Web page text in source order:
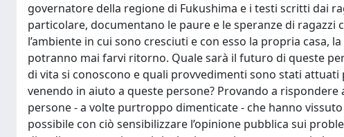
governatore della regione di Fukushima e i testi scritti dai
particolare, documentano le paure e le speranze di
l’ambiente in cui sono cresciuti e con esso la propria casa,
potranno mai farvi ritorno. Quale sarà il futuro di queste
di vita si conoscono e quali provvedimenti sono stati
venendo in aiuto a queste persone? Provando a
persone - a volte purtroppo dimenticate - che hanno
possibile con ciò sensibilizzare l’opinione pubblica sui